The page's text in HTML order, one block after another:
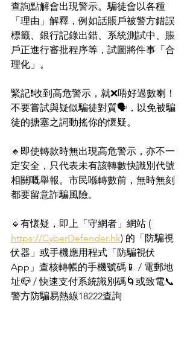
查詢點解會出現警示。騙徒會以各種
「理由」解釋，例如話賬戶被警方錯誤
標籤、銀行記錄出錯、系統測試中、賬
戶正進行審批程序等，試圖將件事「合
理化」。
緊記❗收到高危警示，就❌唔好過數喇！
不要嘗試與疑似騙徒對質🗣，以免被騙
徒的搪塞之詞動搖你的懷疑。
🔸即使轉款時無出現高危警示，亦不一
定安全，只代表未有該轉數快識別代號
相關嘅舉報。市民喺轉數前，無時無刻
都要留意詐騙風險。
🔹有懷疑，即上「守網者」網站 (
https://CyberDefender.hk) 的「防騙視
伏器」或手機應用程式「防騙視伏
App」查核轉帳的手機號碼📱 / 電郵地
址📪 / 快速支付系統識別碼🌀或致電📞
警方防騙易熱線18222查詢